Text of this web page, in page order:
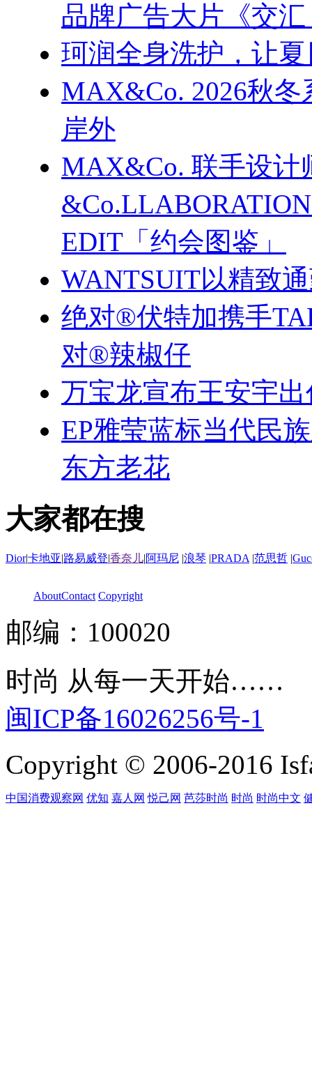
品牌广告大片《交
珂润全身洗护，让
MAX&Co. 2026秋
岸外
MAX&Co. 联手设计
EDIT「约会图鉴」
WANTSUIT以精致
绝对®伏特加携手
对®辣椒仔
万宝龙宣布王安宇
EP雅莹蓝标当代民
东方老花
大家都在搜
Dior|卡地亚|路易威登|香奈儿|阿玛尼 |浪琴 |PRADA |范思哲 |
AboutContact Copyright
邮编：100020
时尚 从每一天开始……
闽ICP备16026256号-1
Copyright © 2006-2016
中国消费观察网 优知 嘉人网 悦己网 芭莎时尚 时尚 时尚中文